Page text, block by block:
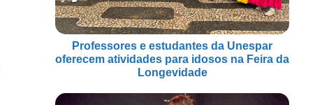
Professores e estudantes da Unespar
oferecem atividades para idosos na Feira da
Longevidade